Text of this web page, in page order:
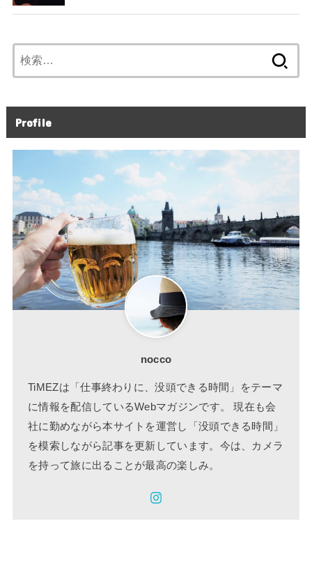
索:
Profile
nocco
TiMEZは「仕事終わりに、没頭できる時間」をテーマ
に情報を配信しているWebマガジンです。 現在も会
社に勤めながら本サイトを運営し「没頭できる時間」
を模索しながら記事を更新しています。今は、カメラ
を持って旅に出ることが最高の楽しみ。